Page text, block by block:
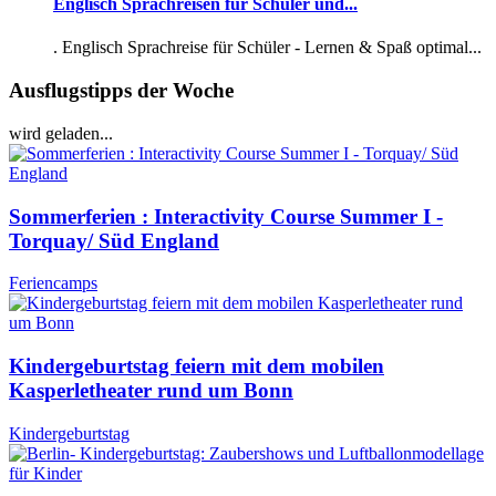
Englisch Sprachreisen für Schüler und...
. Englisch Sprachreise für Schüler - Lernen & Spaß optimal...
Ausflugstipps der Woche
wird geladen...
Sommerferien : Interactivity Course Summer I -
Torquay/ Süd England
Feriencamps
Kindergeburtstag feiern mit dem mobilen
Kasperletheater rund um Bonn
Kindergeburtstag